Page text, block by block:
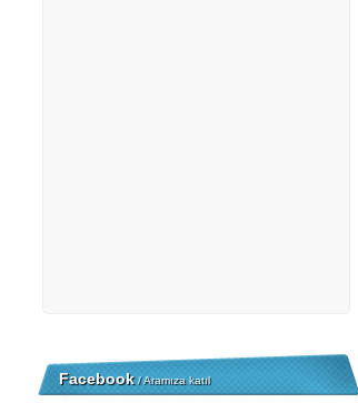
Facebook/ Aramıza katıl